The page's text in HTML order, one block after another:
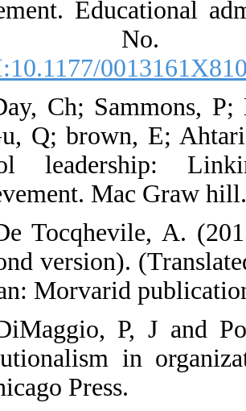
movement.
17,
[DOI:10.1177/
11. Day, Ch;
D; Gu, Q;
school
achievement.
12. De
(Second
Tehran:
13. DiMaggio,
institutionalism
of Chicago